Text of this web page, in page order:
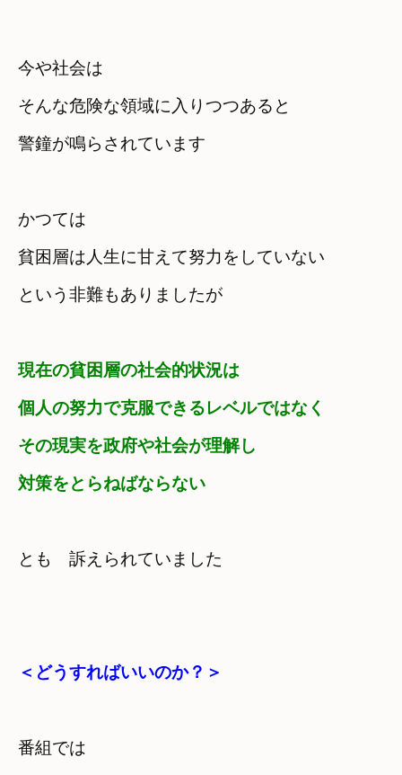
今や社会は
そんな危険な領域に入りつつあると
警鐘が鳴らされています
かつては
貧困層は人生に甘えて努力をしていない
という非難もありましたが
現在の貧困層の社会的状況は
個人の努力で克服できるレベルではなく
その現実を政府や社会が理解し
対策をとらねばならない
とも　訴えられていました
＜どうすればいいのか？＞
番組では